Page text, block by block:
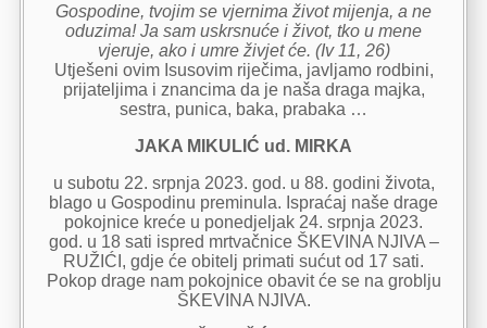
Gospodine, tvojim se vjernima život mijenja, a ne
oduzima! Ja sam uskrsnuće i život, tko u mene
vjeruje, ako i umre živjet će. (Iv 11, 26)
Utješeni ovim Isusovim riječima, javljamo rodbini,
prijateljima i znancima da je naša draga majka,
sestra, punica, baka, prabaka …
JAKA MIKULIĆ ud. MIRKA
u subotu 22. srpnja 2023. god. u 88. godini života,
blago u Gospodinu preminula. Ispraćaj naše drage
pokojnice kreće u ponedjeljak 24. srpnja 2023.
god. u 18 sati ispred mrtvačnice ŠKEVINA NJIVA –
RUŽIĆI, gdje će obitelj primati sućut od 17 sati.
Pokop drage nam pokojnice obavit će se na groblju
ŠKEVINA NJIVA.